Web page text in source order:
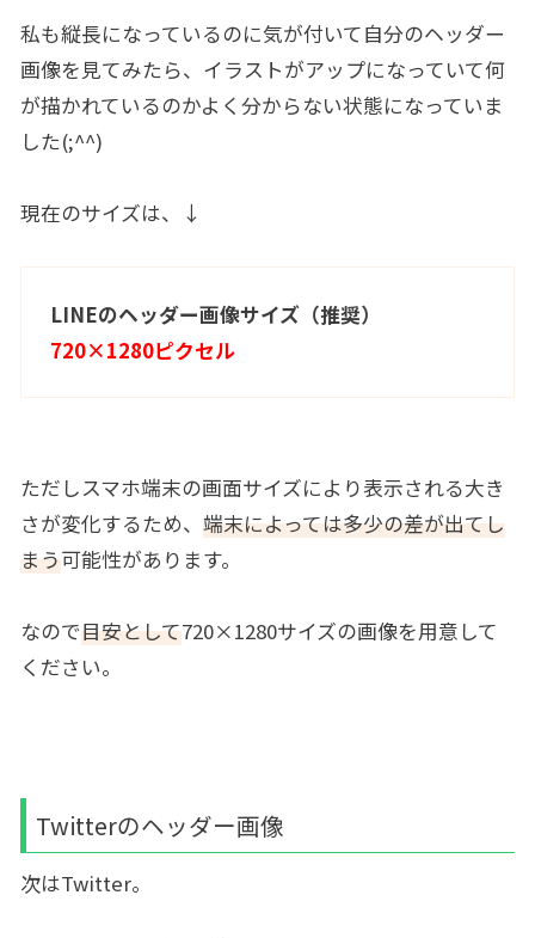
私も縦長になっているのに気が付いて自分のヘッダー
画像を見てみたら、イラストがアップになっていて何
が描かれているのかよく分からない状態になっていま
した(;^^)
現在のサイズは、↓
LINEのヘッダー画像サイズ（推奨）
720×1280ピクセル
ただしスマホ端末の画面サイズにより表示される大き
さが変化するため、 端末によっては多少の差が出てし
まう可能性があります。
なので目安として720×1280サイズの画像を用意して
ください。
Twitterのヘッダー画像
次はTwitter。